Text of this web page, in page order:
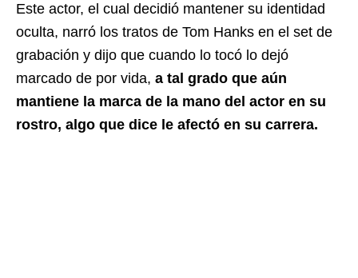
Este actor, el cual decidió mantener su identidad
oculta, narró los tratos de Tom Hanks en el set de
grabación y dijo que cuando lo tocó lo dejó
marcado de por vida, a tal grado que aún
mantiene la marca de la mano del actor en su
rostro, algo que dice le afectó en su carrera.